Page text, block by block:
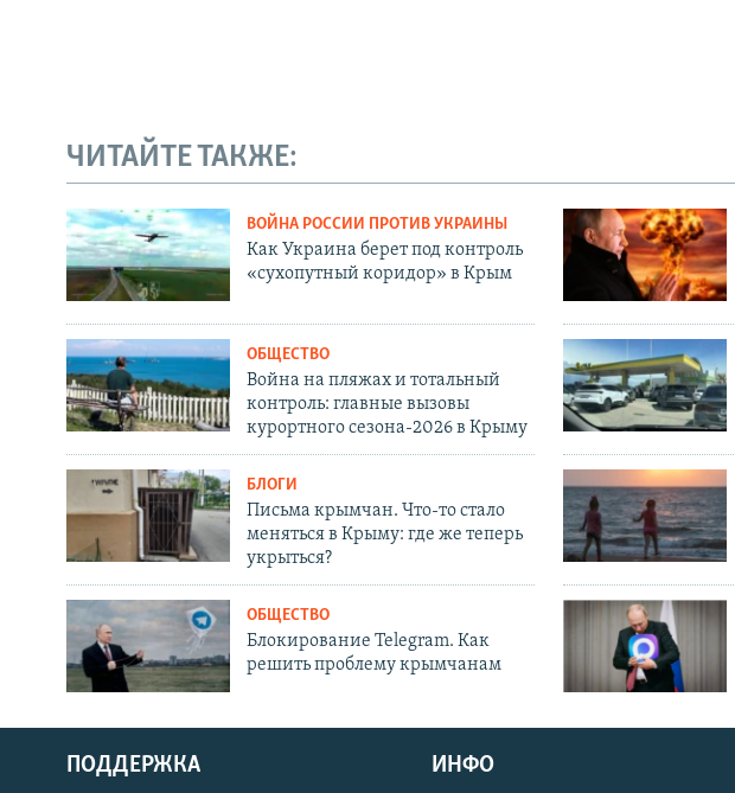
ЧИТАЙТЕ ТАКЖЕ:
ВОЙНА РОССИИ ПРОТИВ УКРАИНЫ
Как Украина берет под контроль
«сухопутный коридор» в Крым
ОБЩЕСТВО
Война на пляжах и тотальный
контроль: главные вызовы
курортного сезона-2026 в Крыму
БЛОГИ
Письма крымчан. Что-то стало
меняться в Крыму: где же теперь
укрыться?
ОБЩЕСТВО
Блокирование Telegram. Как
решить проблему крымчанам
ПОДДЕРЖКА ИНФО